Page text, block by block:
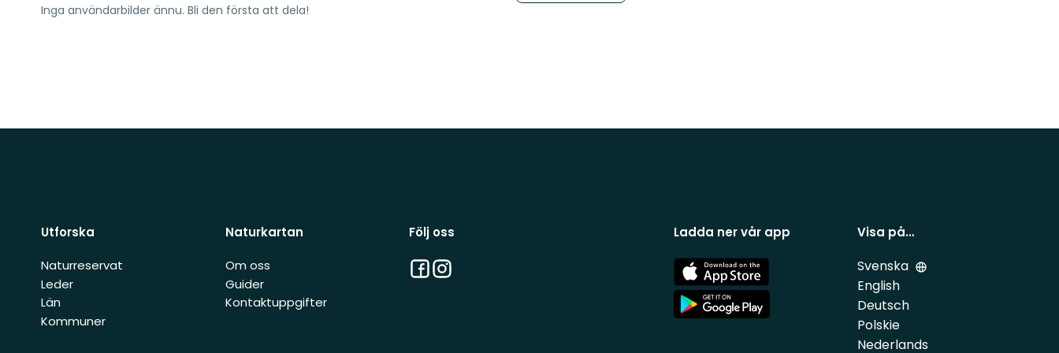
Inga användarbilder ännu. Bli den första att dela!
Utforska
Naturreservat
Leder
Län
Kommuner
Naturkartan
Om oss
Guider
Kontaktuppgifter
Följ oss
Facebook
Instagram
Ladda ner vår app
App
Store
App
Store
Visa på…
Svenska
English
Deutsch
Polskie
Nederlands